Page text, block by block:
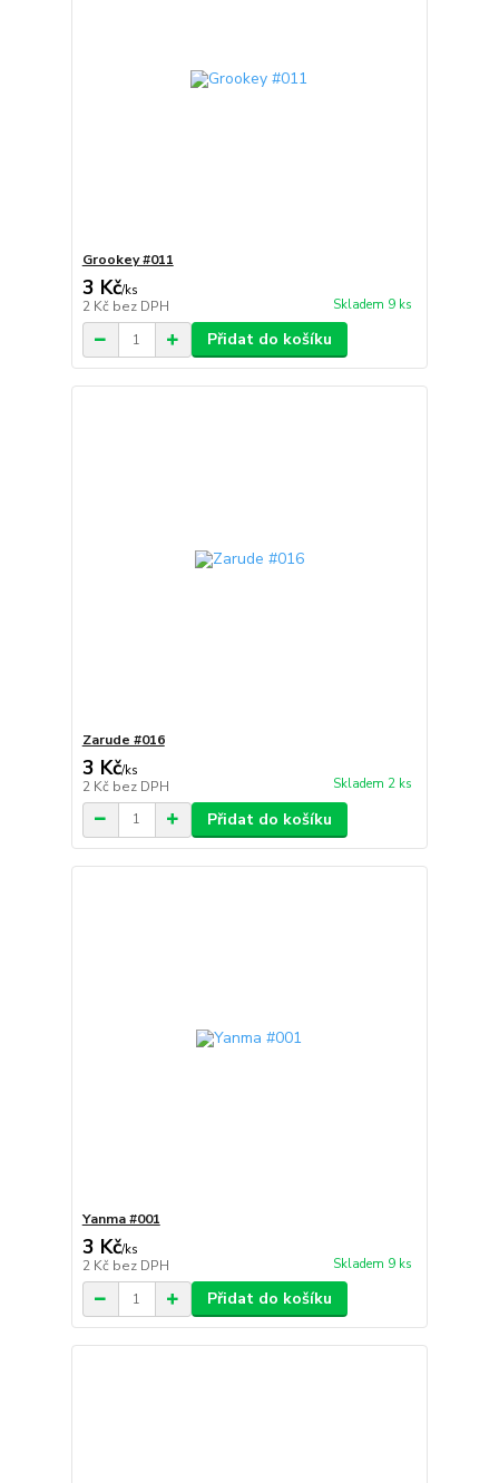
Grookey #011
3 Kč/ks
2 Kč bez DPH Skladem 9 ks
Přidat do košíku
Zarude #016
3 Kč/ks
2 Kč bez DPH Skladem 2 ks
Přidat do košíku
Yanma #001
3 Kč/ks
2 Kč bez DPH Skladem 9 ks
Přidat do košíku